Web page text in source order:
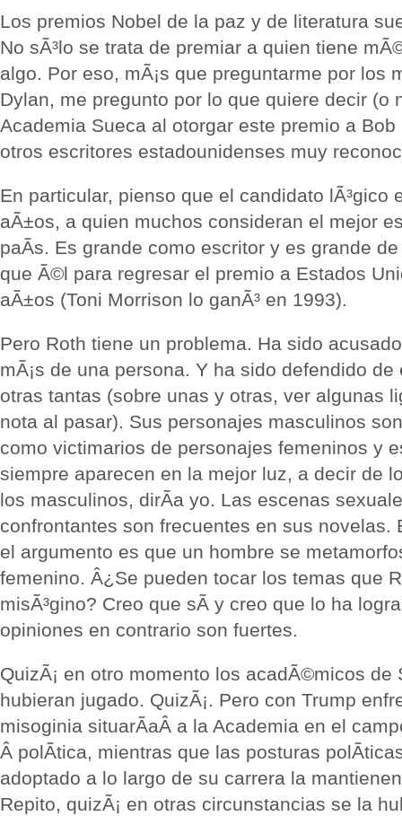
Los premios Nobel de la paz y de literatura
No sÃ³lo se trata de premiar a quien tiene
algo. Por eso, mÃ¡s que preguntarme por los
Dylan, me pregunto por lo que quiere decir (o
Academia Sueca al otorgar este premio a
otros escritores estadounidenses muy
En particular, pienso que el candidato lÃ³gico
aÃ±os, a quien muchos consideran el mejor
paÃ­s. Es grande como escritor y es grande
que Ã©l para regresar el premio a Estados
aÃ±os (Toni Morrison lo ganÃ³ en 1993).
Pero Roth tiene un problema. Ha sido
mÃ¡s de una persona. Y ha sido defendido de
otras tantas (sobre unas y otras, ver algunas
nota al pasar). Sus personajes masculinos
como victimarios de personajes femeninos y
siempre aparecen en la mejor luz, a decir de
los masculinos, dirÃ­a yo. Las escenas
confrontantes son frecuentes en sus novelas.
el argumento es que un hombre se
femenino. Â¿Se pueden tocar los temas que
misÃ³gino? Creo que sÃ­ y creo que lo ha
opiniones en contrario son fuertes.
QuizÃ¡ en otro momento los acadÃ©micos de
hubieran jugado. QuizÃ¡. Pero con Trump
misoginia situarÃ­aÂ a la Academia en el
Â polÃ­tica, mientras que las posturas
adoptado a lo largo de su carrera la
Repito, quizÃ¡ en otras circunstancias se la